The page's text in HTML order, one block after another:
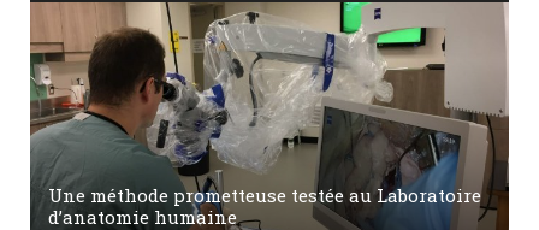
Une méthode prometteuse testée au Laboratoire
d’anatomie humaine